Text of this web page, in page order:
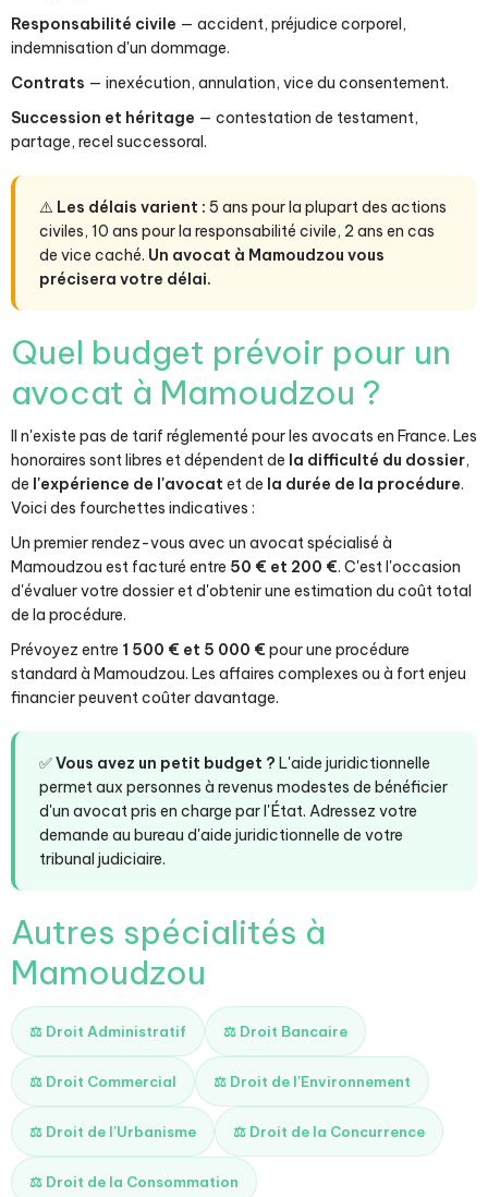
Responsabilité civile — accident, préjudice corporel,
indemnisation d'un dommage.
Contrats — inexécution, annulation, vice du consentement.
Succession et héritage — contestation de testament,
partage, recel successoral.
⚠️ Les délais varient : 5 ans pour la plupart des actions
civiles, 10 ans pour la responsabilité civile, 2 ans en cas
de vice caché. Un avocat à Mamoudzou vous
précisera votre délai.
Quel budget prévoir pour un
avocat à Mamoudzou ?
Il n'existe pas de tarif réglementé pour les avocats en France. Les
honoraires sont libres et dépendent de la difficulté du dossier,
de l'expérience de l'avocat et de la durée de la procédure.
Voici des fourchettes indicatives :
Un premier rendez-vous avec un avocat spécialisé à
Mamoudzou est facturé entre 50 € et 200 €. C'est l'occasion
d'évaluer votre dossier et d'obtenir une estimation du coût total
de la procédure.
Prévoyez entre 1 500 € et 5 000 € pour une procédure
standard à Mamoudzou. Les affaires complexes ou à fort enjeu
financier peuvent coûter davantage.
✅Vous avez un petit budget ? L'aide juridictionnelle
permet aux personnes à revenus modestes de bénéficier
d'un avocat pris en charge par l'État. Adressez votre
demande au bureau d'aide juridictionnelle de votre
tribunal judiciaire.
Autres spécialités à
Mamoudzou
⚖️ Droit Administratif ⚖️ Droit Bancaire
⚖️ Droit Commercial ⚖️ Droit de l'Environnement
⚖️ Droit de l'Urbanisme ⚖️ Droit de la Concurrence
⚖️ Droit de la Consommation